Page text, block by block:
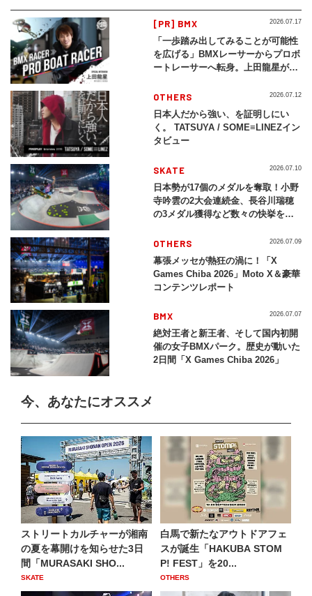
[PR] BMX
「一歩踏み出してみることが可能性
を広げる」BMXレーサーからプロボ
ートレーサーへ転身。上田龍星が体
2026.07.17
OTHERS
日本人だから強い、を証明しにい
く。 TATSUYA / SOME≡LINEZイン
タビュー
2026.07.12
SKATE
日本勢が17個のメダルを奪取！小野
寺吟雲の2大会連続金、長谷川瑞穂
の3メダル獲得など数々の快挙をプ
2026」
2026.07.10
OTHERS
幕張メッセが熱狂の渦に！「X
Games Chiba 2026」Moto X＆豪華
コンテンツレポート
2026.07.09
BMX
絶対王者と新王者、そして国内初開
催の女子BMXパーク。歴史が動いた
2日間「X Games Chiba 2026」
2026.07.07
今、あなたにオススメ
ストリートカルチャーが湘南
の夏を幕開けを知らせた3日
間「MURASAKI SHO...
SKATE
白馬で新たなアウトドアフェ
スが誕生「HAKUBA STOM
P! FEST」を20...
OTHERS